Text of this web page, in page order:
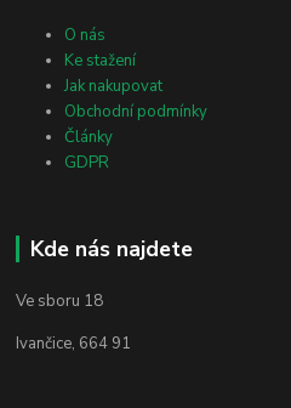
O nás
Ke stažení
Jak nakupovat
Obchodní podmínky
Články
GDPR
Kde nás najdete
Ve sboru 18
Ivančice, 664 91